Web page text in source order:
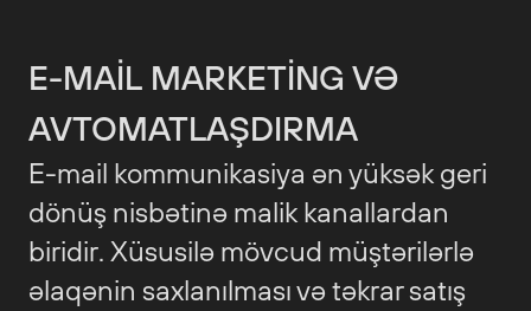
E-MAIL MARKETING VƏ
AVTOMATLAŞDIRMA
E-mail kommunikasiya ən yüksək geri
dönüş nisbətinə malik kanallardan
biridir. Xüsusilə mövcud müştərilərlə
əlaqənin saxlanılması və təkrar satış